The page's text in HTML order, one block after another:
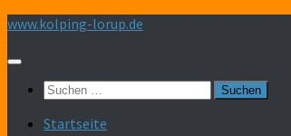
Zum
springen
www.kolping-lorup.de
Suchen
Startseite